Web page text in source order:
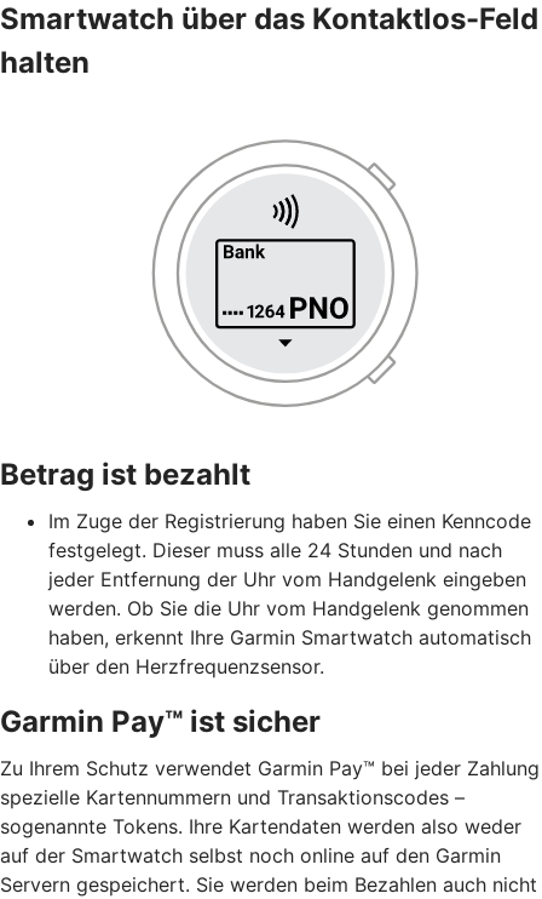
Smartwatch über das Kontaktlos-Feld
halten
Betrag ist bezahlt
Im Zuge der Registrierung haben Sie einen Kenncode
festgelegt. Dieser muss alle 24 Stunden und nach
jeder Entfernung der Uhr vom Handgelenk eingeben
werden. Ob Sie die Uhr vom Handgelenk genommen
haben, erkennt Ihre Garmin Smartwatch automatisch
über den Herzfrequenzsensor.
Garmin Pay™ ist sicher
Zu Ihrem Schutz verwendet Garmin Pay™ bei jeder Zahlung
spezielle Kartennummern und Transaktionscodes –
sogenannte Tokens. Ihre Kartendaten werden also weder
auf der Smartwatch selbst noch online auf den Garmin
Servern gespeichert. Sie werden beim Bezahlen auch nicht